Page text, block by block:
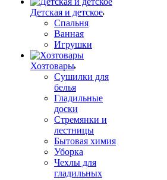
Детская и детское
Спальня
Ванная
Игрушки
Хозтовары
Сушилки для
белья
Гладильные
доски
Стремянки и
лестницы
Бытовая химия
Уборка
Чехлы для
гладильных